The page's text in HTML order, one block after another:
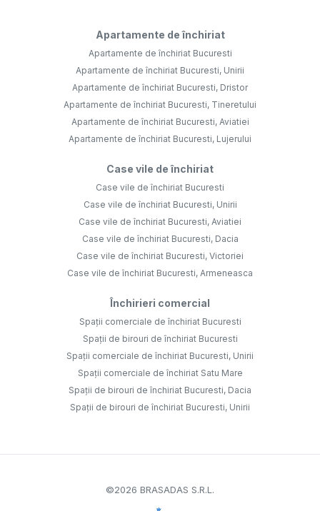
Apartamente de închiriat
Apartamente de închiriat Bucuresti
Apartamente de închiriat Bucuresti, Unirii
Apartamente de închiriat Bucuresti, Dristor
Apartamente de închiriat Bucuresti, Tineretului
Apartamente de închiriat Bucuresti, Aviatiei
Apartamente de închiriat Bucuresti, Lujerului
Case vile de închiriat
Case vile de închiriat Bucuresti
Case vile de închiriat Bucuresti, Unirii
Case vile de închiriat Bucuresti, Aviatiei
Case vile de închiriat Bucuresti, Dacia
Case vile de închiriat Bucuresti, Victoriei
Case vile de închiriat Bucuresti, Armeneasca
Închirieri comercial
Spații comerciale de închiriat Bucuresti
Spații de birouri de închiriat Bucuresti
Spații comerciale de închiriat Bucuresti, Unirii
Spații comerciale de închiriat Satu Mare
Spații de birouri de închiriat Bucuresti, Dacia
Spații de birouri de închiriat Bucuresti, Unirii
©2026 BRASADAS S.R.L.